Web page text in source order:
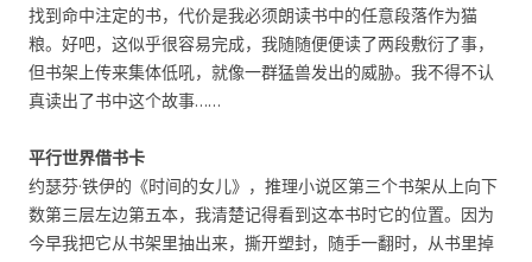
找到命中注定的书，代价是我必须朗读书中的任意段落作为猫
粮。好吧，这似乎很容易完成，我随随便便读了两段敷衍了事，
但书架上传来集体低吼，就像一群猛兽发出的威胁。我不得不认
真读出了书中这个故事……
平行世界借书卡
约瑟芬·铁伊的《时间的女儿》，推理小说区第三个书架从上向下
数第三层左边第五本，我清楚记得看到这本书时它的位置。因为
今早我把它从书架里抽出来，撕开塑封，随手一翻时，从书里掉